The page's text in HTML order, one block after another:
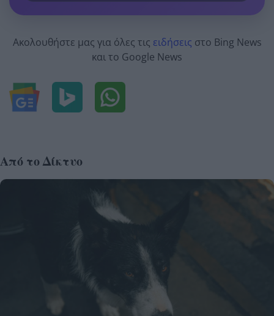
Ακολουθήστε μας για όλες τις ειδήσεις στο Bing News
και το Google News
Από το Δίκτυο